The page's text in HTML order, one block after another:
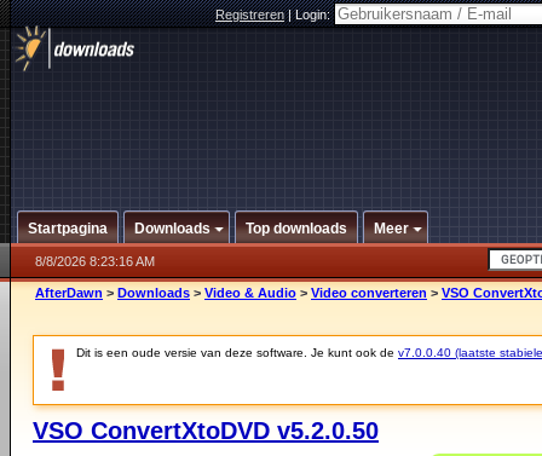
Registreren|Login:
Startpagina Downloads Top downloads Meer
8/8/2026 8:23:16 AM
AfterDawn > Downloads > Video & Audio > Video converteren > VSO
Dit is een oude versie van deze software. Je kunt ook de v7.0.0.40 (laatste
VSO ConvertXtoDVD v5.2.0.50